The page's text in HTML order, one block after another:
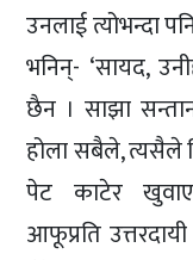
उनलाई त्योभन्दा
भनिन्- ‘सायद,
छैन । साझा
होला सबैले, त्यसैले
पेट काटेर
आफूप्रति